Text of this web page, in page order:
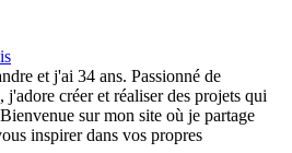
et j'ai 34 ans. Passionné de
créer et réaliser des projets qui
sur mon site où je partage
inspirer dans vos propres